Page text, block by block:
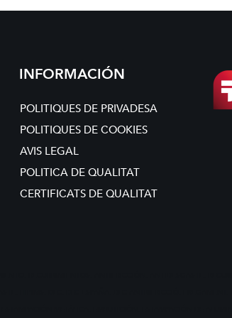
INFORMACIÓN
POLITIQUES DE PRIVADESA
POLITIQUES DE COOKIES
AVIS LEGAL
POLITICA DE QUALITAT
CERTIFICATS DE QUALITAT